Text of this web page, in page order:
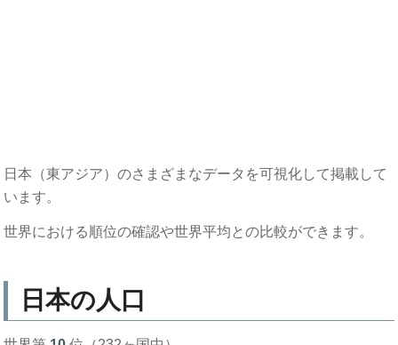
日本（東アジア）のさまざまなデータを可視化して掲載して
います。
世界における順位の確認や世界平均との比較ができます。
日本の人口